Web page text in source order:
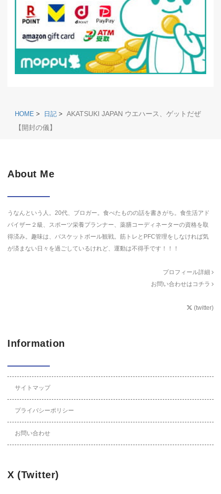
HOME > 日記 > AKATSUKI JAPAN ウエハース、ゲットだぜ
【開封の儀】
About Me
うなんという人。20代、ブロガー。食べたものの話を書きがち。食生活アド
バイザー２級、スポーツ栄養プランナー、薬膳コーディネーターの資格を取
得済み。趣味は、バスケットボール観戦。筋トレとPFC管理をしなければ気
が済まない日々を過ごしているけれど、運動は不得手です！！！
プロフィール詳細
お問い合わせはコチラ
(twitter)
Information
サイトマップ
プライバシーポリシー
お問い合わせ
X (Twitter)